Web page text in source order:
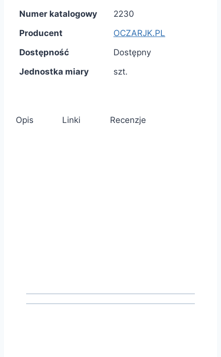
Numer katalogowy
2230
Producent
OCZARJK.PL
Dostępność
Dostępny
Jednostka miary
szt.
Opis Linki Recenzje